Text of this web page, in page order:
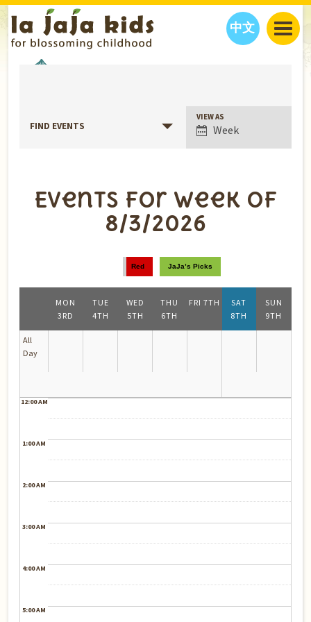
中文
CLASSES
INTERVIEWS
EVENTS
THINGS TO DO
FAMILY WELLNESS
EDUCATION
CONTACT US
PARTNERS
FIND EVENTS
Event
Views
Navigation
VIEW AS
Week
Events for week of
8/3/2026
Red JaJa’s Picks
HOURSMON
3RD
TUE
4TH
WED
5TH
THU
6TH
FRI 7TH
SAT
8TH
SUN
9TH
All
Day
12:00 AM
1:00 AM
2:00 AM
3:00 AM
4:00 AM
5:00 AM